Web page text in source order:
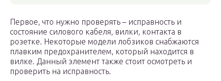
Первое, что нужно проверять – исправность и
состояние силового кабеля, вилки, контакта в
розетке. Некоторые модели лобзиков снабжаются
плавким предохранителем, который находится в
вилке. Данный элемент также стоит осмотреть и
проверить на исправность.